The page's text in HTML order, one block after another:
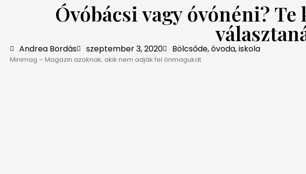
Óvóbácsi vagy óvónéni? Te
Andrea Bordás szeptember 3, 2020 Bölcsőde, óvoda, iskola
Minimag – Magazin azoknak, akik nem adják fel önmagukat